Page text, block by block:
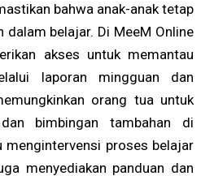
bahwa anak-anak tetap
belajar. Di MeeM Online
akses untuk memantau
laporan mingguan dan
orang tua untuk
bimbingan tambahan di
mengintervensi proses belajar
menyediakan panduan dan